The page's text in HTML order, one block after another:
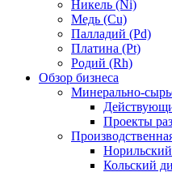
Никель (Ni)
Медь (Cu)
Палладий (Pd)
Платина (Pt)
Родий (Rh)
Обзор бизнеса
Минерально-
Проекты
Кольский